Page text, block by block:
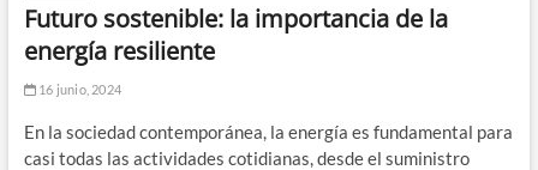
Futuro sostenible: la importancia de la
energía resiliente
16 junio, 2024
En la sociedad contemporánea, la energía es fundamental para
casi todas las actividades cotidianas, desde el suministro